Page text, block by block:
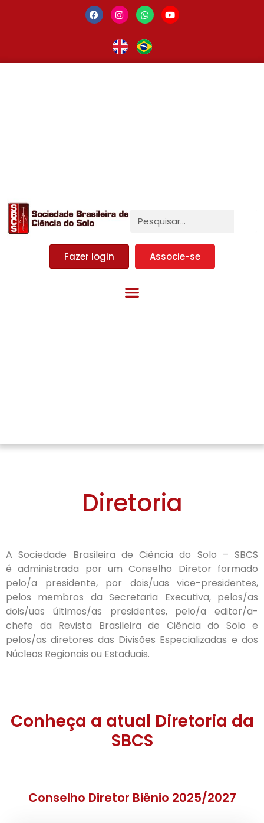
Fazer login Associe-se
Diretoria
A Sociedade Brasileira de Ciência do Solo – SBCS
é administrada por um Conselho Diretor formado
pelo/a presidente, por dois/uas vice-presidentes,
pelos membros da Secretaria Executiva, pelos/as
dois/uas últimos/as presidentes, pelo/a editor/a-
chefe da Revista Brasileira de Ciência do Solo e
pelos/as diretores das Divisões Especializadas e dos
Núcleos Regionais ou Estaduais.
Conheça a atual Diretoria da
SBCS
Conselho Diretor Biênio 2025/2027